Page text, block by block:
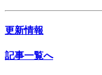
更新情報
記事一覧へ